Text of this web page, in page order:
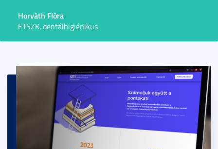
Horváth Flóra
ETSZK. dentálhigiénikus